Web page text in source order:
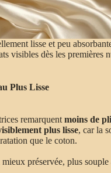
lisse et peu
visibles dès les premières
Plus Lisse
remarquent moins de
plus lisse, car la
que le coton.
préservée, plus souple